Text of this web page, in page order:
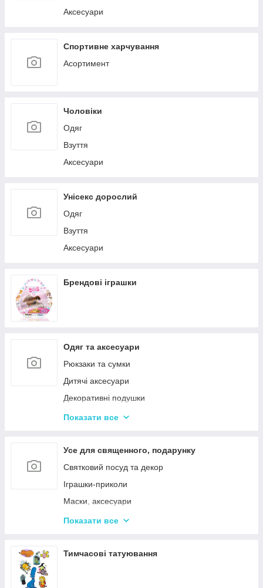
Аксесуари
Спортивне харчування
Асортимент
Чоловіки
Одяг
Взуття
Аксесуари
Унісекс дорослий
Одяг
Взуття
Аксесуари
Брендові іграшки
Одяг та аксесуари
Рюкзаки та сумки
Дитячі аксесуари
Декоративні подушки
Дитячі парасольки
Показати все
Усе для священного, подарунку
Святковий посуд та декор
Іграшки-приколи
Маски, аксесуари
Повітряні кульки
Фоторамки і фотоальбоми
Показати все
Тимчасові татуювання